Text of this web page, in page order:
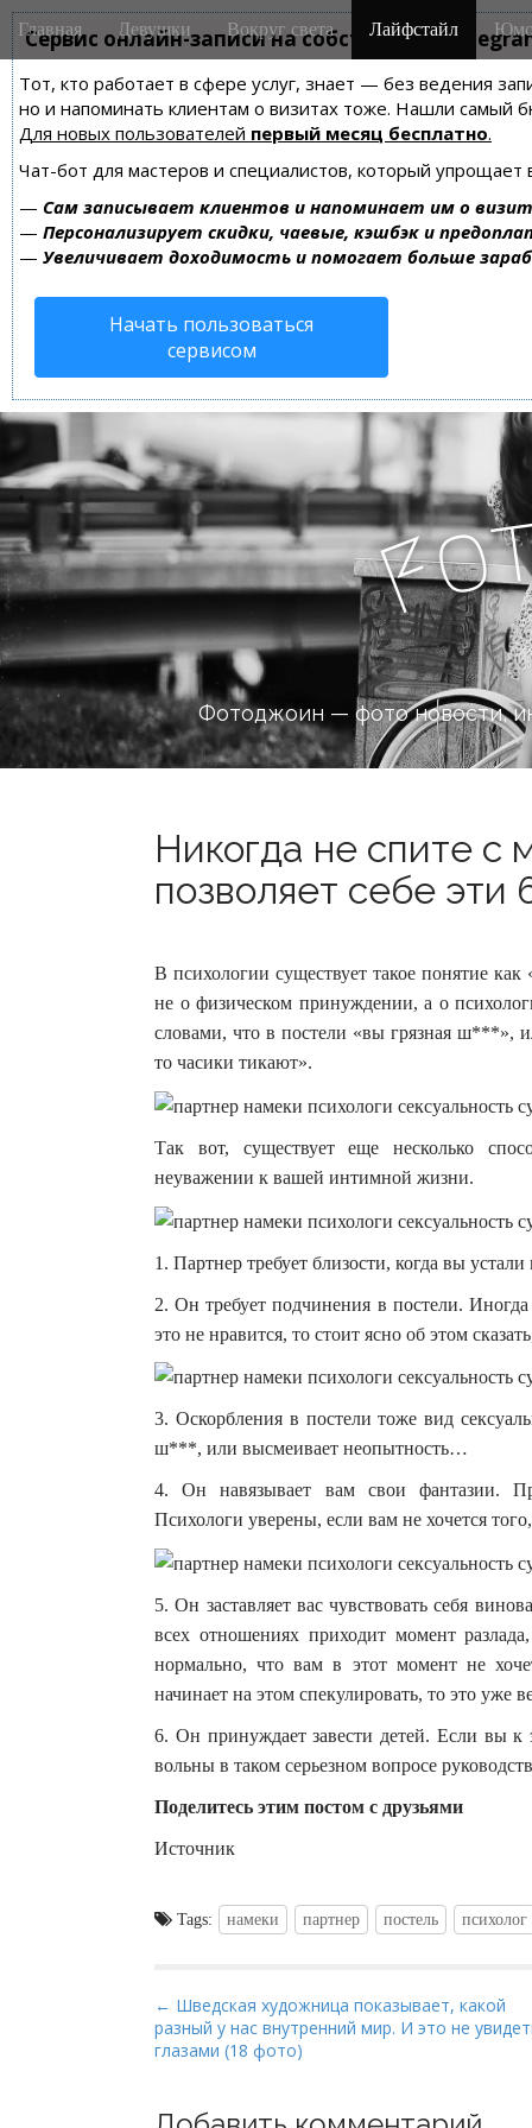
Сервис онлайн-записи на собственном
Тот, кто работает в сфере услуг, знает — без ведения
но и напоминать клиентам о визитах тоже. Нашли самый
Для новых пользователей первый месяц бесплатно.
Чат-бот для мастеров и специалистов, который упрощает
— Сам записывает клиентов и напоминает им о
— Персонализирует скидки, чаевые, кэшбэк и
— Увеличивает доходимость и помогает больше
Начать пользоваться
сервисом
M
a
n
m
e
n
u
i
Главная Девушки Вокруг света Лайфстайл
Fo
Фотоджоин — фото новости,
Никогда не спите с
позволяет себе
В психологии существует такое понятие
не о физическом принуждении, а о
словами, что в постели «вы грязная ш***»,
то часики тикают».
Так вот, существует еще несколько
неуважении к вашей интимной жизни.
1. Партнер требует близости, когда вы
2. Он требует подчинения в постели.
это не нравится, то стоит ясно об этом
3. Оскорбления в постели тоже вид
ш***, или высмеивает неопытность…
4. Он навязывает вам свои фантазии.
Психологи уверены, если вам не хочется
5. Он заставляет вас чувствовать себя
всех отношениях приходит момент
нормально, что вам в этот момент не
начинает на этом спекулировать, то это уже
6. Он принуждает завести детей. Если вы к
вольны в таком серьезном вопросе
Поделитесь этим постом с друзьями
Источник
Tags: намеки партнер постель психолог
P
o
← Шведская художница показывает, какой
разный у нас внутренний мир. И это не
глазами (18 фото)